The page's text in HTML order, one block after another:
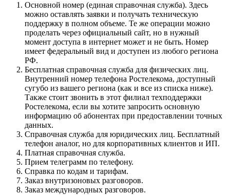
Основной номер (единая справочная служба). Здесь
можно оставлять заявки и получать техническую
поддержку в полном объеме. Те же операции можно
проделать через официальный сайт, но в нужный
момент доступа в интернет может и не быть. Номер
имеет федеральный вид и доступен из любого региона
РФ.
Бесплатная справочная служба для физических лиц.
Внутренний номер телефона Ростелекома, доступный
сугубо из вашего региона (как и все из списка ниже).
Также стоит звонить в этот филиал техподдержки
Ростелекома, если вы хотите запросить основную
информацию об абонентах при предоставлении точных
данных.
Справочная служба для юридических лиц. Бесплатный
телефон аналог, но для корпоративных клиентов и ИП.
Платная справочная служба.
Прием телеграмм по телефону.
Справка по кодам и тарифам.
Заказ внутризоновых разговоров.
Заказ международных разговоров.